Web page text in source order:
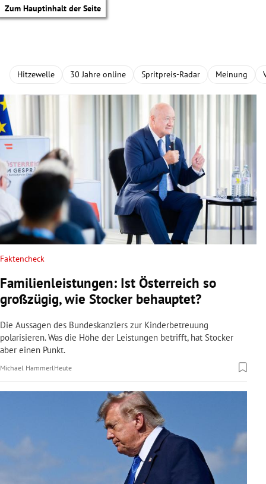
Zum Hauptinhalt der Seite
Untermenü
Untermenü
Untermenü
Untermenü
Untermenü
Untermenü
Hitzewelle 30 Jahre online Spritpreis-Radar Meinung
Faktencheck
Familienleistungen: Ist Österreich so
großzügig, wie Stocker behauptet?
Die Aussagen des Bundeskanzlers zur Kinderbetreuung
polarisieren. Was die Höhe der Leistungen betrifft, hat Stocker
aber einen Punkt.
Michael Hammerl Heute